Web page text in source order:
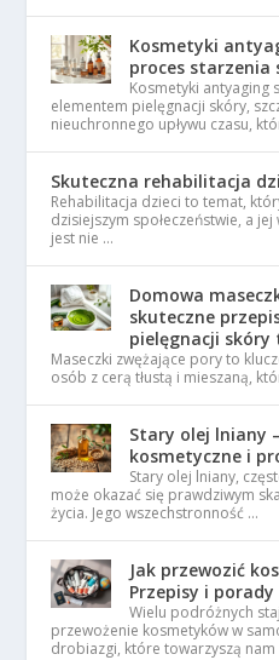
Kosmetyki
proces starzenia
Kosmetyki antyaging
elementem pielęgnacji skóry,
nieuchronnego upływu czasu,
Skuteczna rehabilitacja
Rehabilitacja dzieci to temat,
dzisiejszym społeczeństwie, a
jest nie …
Domowa
skuteczne
pielęgnacji skóry
Maseczki zwężające pory to
osób z cerą tłustą i mieszaną,
Stary olej lniany
kosmetyczne i
Stary olej lniany,
może okazać się prawdziwym
życia. Jego wszechstronność …
Jak przewozić
Przepisy i porady
Wielu podróżnych
przewożenie kosmetyków w
drobiazgi, które towarzyszą nam